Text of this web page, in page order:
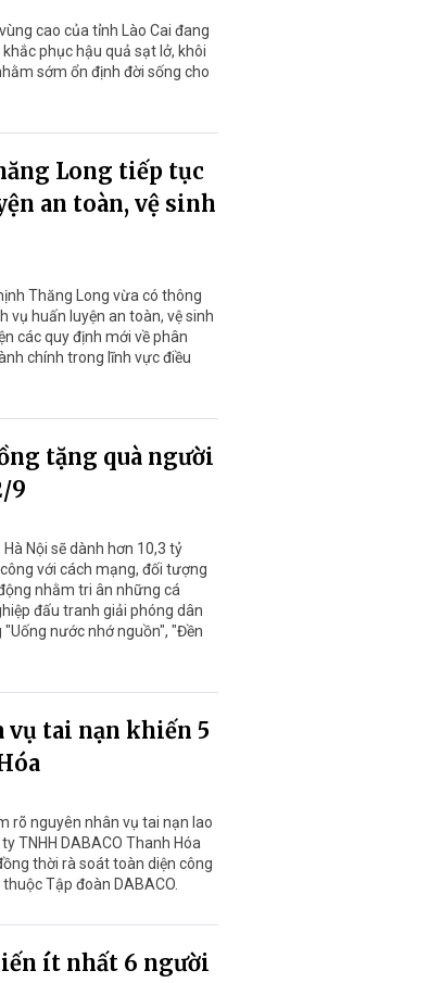
cao của tỉnh Lào Cai đang
phục hậu quả sạt lở, khôi
sớm ổn định đời sống cho
Long tiếp tục
an toàn, vệ sinh
Thăng Long vừa có thông
vụ huấn luyện an toàn, vệ sinh
các quy định mới về phân
chính trong lĩnh vực điều
tặng quà người
9
Nội sẽ dành hơn 10,3 tỷ
với cách mạng, đối tượng
nhằm tri ân những cá
đấu tranh giải phóng dân
nước nhớ nguồn", "Đền
vụ tai nạn khiến 5
rõ nguyên nhân vụ tai nạn lao
TNHH DABACO Thanh Hóa
thời rà soát toàn diện công
Tập đoàn DABACO.
ít nhất 6 người